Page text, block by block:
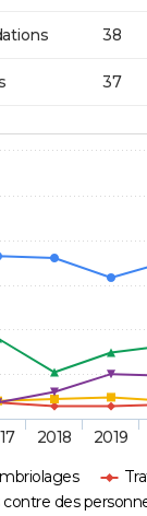
38
37
contre des
2018 2019